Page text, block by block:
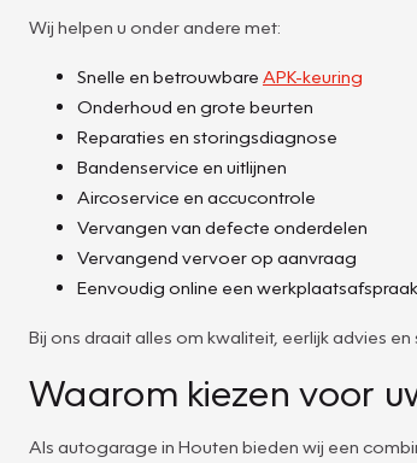
Wij helpen u onder andere met:
Snelle en betrouwbare APK-keuring
Onderhoud en grote beurten
Reparaties en storingsdiagnose
Bandenservice en uitlijnen
Aircoservice en accucontrole
Vervangen van defecte onderdelen
Vervangend vervoer op aanvraag
Eenvoudig online een
Bij ons draait alles om kwaliteit, eerlijk advies
Waarom kiezen voor
Als autogarage in Houten bieden wij een